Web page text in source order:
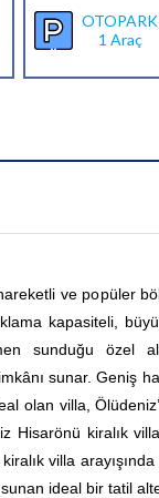
OTOPARK
1 Araç
ve popüler
kapasiteli,
sunduğu özel
sunar. Geniş
olan villa,
Hisarönü kiralık
villa
ideal bir tatil